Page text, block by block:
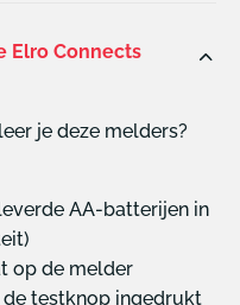
Elro Connects
je deze melders?
AA-batterijen in
op de melder
testknop ingedrukt